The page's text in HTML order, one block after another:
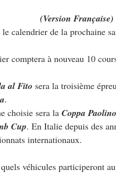
(Version Française)
le calendrier de la prochaine
comptera à nouveau 10
al Fito sera la troisième
.
choisie sera la Coppa
Cup. En Italie depuis des
internationaux.
véhicules participeront